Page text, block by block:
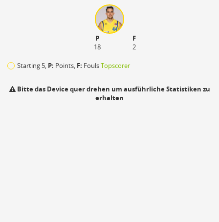
P
F
18
2
Starting 5, P: Points, F: FoulsTopscorer
Bitte das Device quer drehen um ausführliche Statistiken zu
erhalten